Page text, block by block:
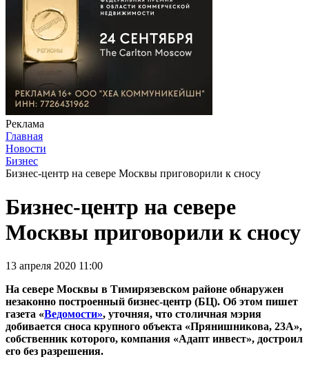
Реклама
Главная
Новости
Бизнес
Бизнес-центр на севере Москвы приговорили к сносу
Бизнес-центр на севере
Москвы приговорили к сносу
13 апреля 2020 11:00
На севере Москвы в Тимирязевском районе обнаружен
незаконно построенный бизнес-центр (БЦ). Об этом пишет
газета «Ведомости», уточняя, что столичная мэрия
добивается сноса крупного объекта «Прянишникова, 23А»,
собственник которого, компания «Адапт инвест», достроил
его без разрешения.